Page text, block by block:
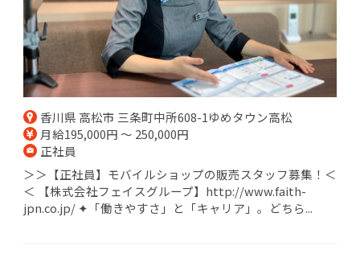
香川県 高松市 三条町中所608-1ゆめタウン高松
月給195,000円 ～ 250,000円
正社員
＞＞【正社員】モバイルショップの販売スタッフ募集！＜
＜ 【株式会社フェイスグループ】http://www.faith-
jpn.co.jp/ ✦「働きやすさ」と「キャリア」。どちら...